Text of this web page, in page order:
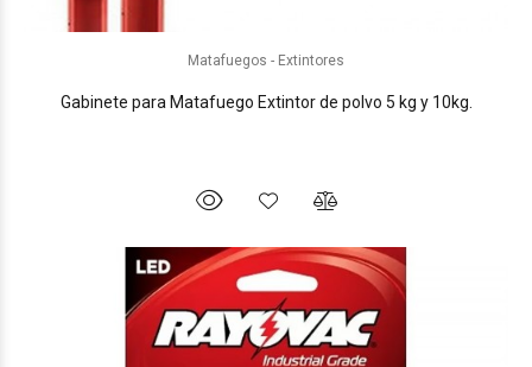
Matafuegos - Extintores
Gabinete para Matafuego Extintor de polvo 5 kg y 10kg.